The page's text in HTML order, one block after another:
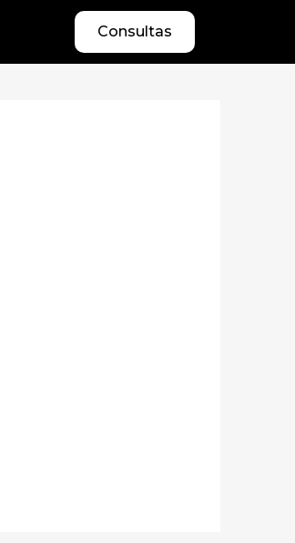
Consultas